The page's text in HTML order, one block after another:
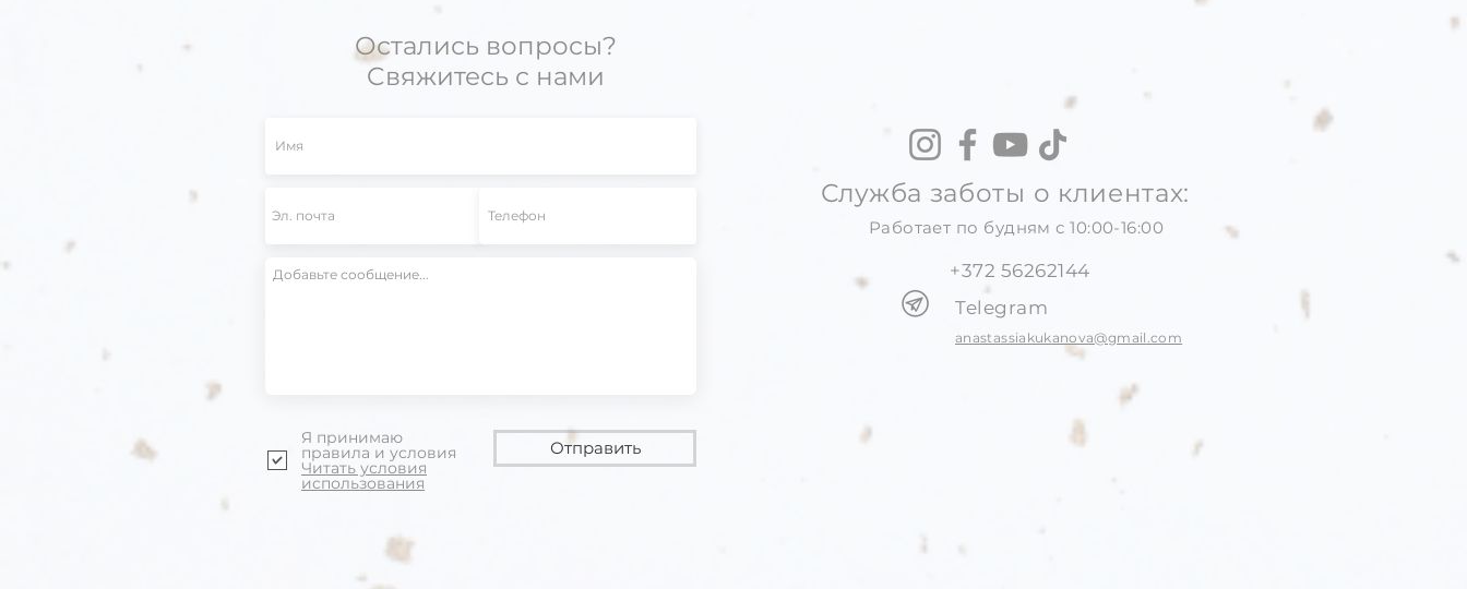
Остались вопросы?
Cвяжитесь с нами
Я принимаю
правила и условия
Читать условия
использования
Отправить
Служба заботы о клиентах:
Работает по будням с 10:00-16:00
+372 56262144
Telegram
anastassiakukanova@gmail.com